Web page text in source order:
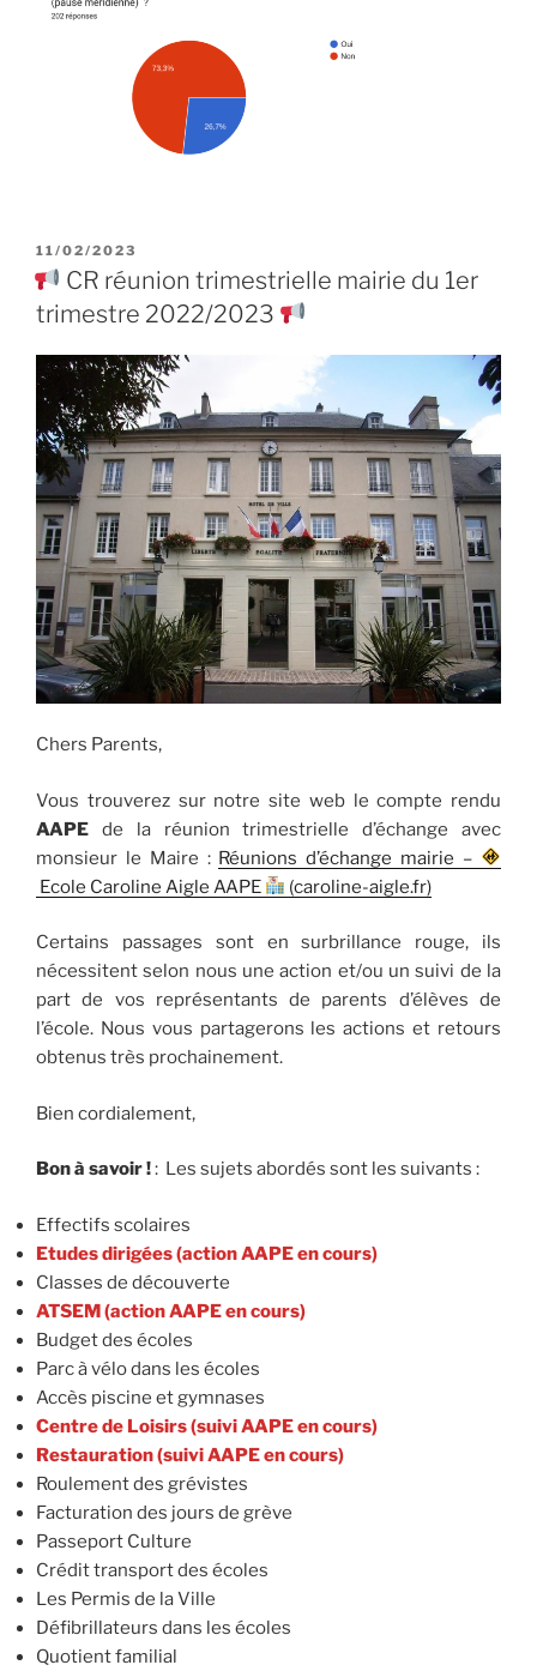
PUBLIÉ
LE
11/02/2023
CR réunion trimestrielle mairie du 1er
trimestre 2022/2023
Chers Parents,
Vous trouverez sur notre site web le compte rendu
AAPE de la réunion trimestrielle d’échange avec
monsieur le Maire : Réunions d’échange mairie –
Ecole Caroline Aigle AAPE
(caroline-aigle.fr)
Certains passages sont en surbrillance rouge, ils
nécessitent selon nous une action et/ou un suivi de la
part de vos représentants de parents d’élèves de
l’école. Nous vous partagerons les actions et retours
obtenus très prochainement.
Bien cordialement,
Bon à savoir !: Les sujets abordés sont les suivants :
Effectifs scolaires
Etudes dirigées (action AAPE en cours)
Classes de découverte
ATSEM (action AAPE en cours)
Budget des écoles
Parc à vélo dans les écoles
Accès piscine et gymnases
Centre de Loisirs(suivi AAPE en cours)
Restauration (suivi AAPE en cours)
Roulement des grévistes
Facturation des jours de grève
Passeport Culture
Crédit transport des écoles
Les Permis de la Ville
Défibrillateurs dans les écoles
Quotient familial